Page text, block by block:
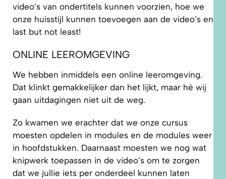
video’s van ondertitels kunnen voorzien, hoe we
onze huisstijl kunnen toevoegen aan de video’s en
last but not least!
ONLINE LEEROMGEVING
We hebben inmiddels een online leeromgeving.
Dat klinkt gemakkelijker dan het lijkt, maar hé wij
gaan uitdagingen niet uit de weg.
Zo kwamen we erachter dat we onze cursus
moesten opdelen in modules en de modules weer
in hoofdstukken. Daarnaast moesten we nog wat
knipwerk toepassen in de video’s om te zorgen
dat we jullie iets per onderdeel kunnen laten